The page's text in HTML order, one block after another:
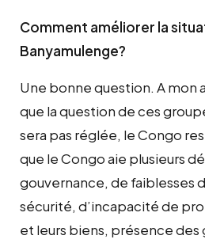
Comment améliorer la
Banyamulenge?
Une bonne question. A mon
que la question de ces
sera pas réglée, le Congo
que le Congo aie plusieurs
gouvernance, de faiblesses
sécurité, d’incapacité de
et leurs biens, présence des